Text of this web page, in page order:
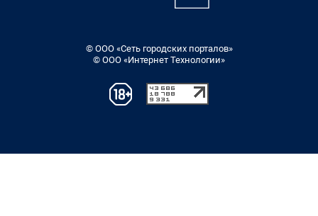
© ООО «Сеть городских порталов»
© ООО «Интернет Технологии»